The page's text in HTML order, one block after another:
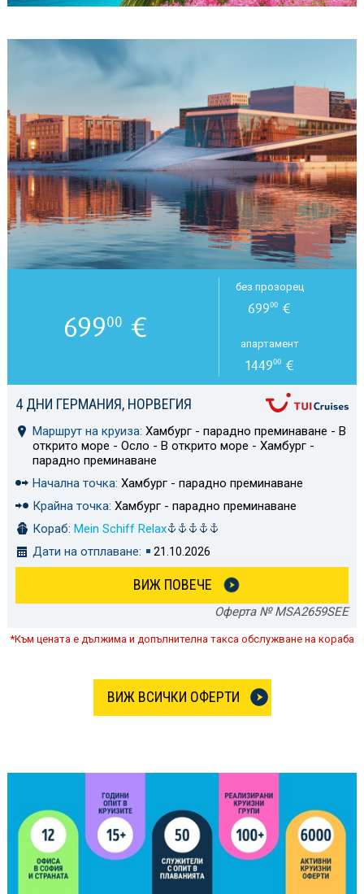
4 ДНИ ГЕРМАНИЯ, НОРВЕГИЯ
Маршрут на круиза: Хамбург - парадно преминаване - В
открито море - Осло - В открито море - Хамбург -
парадно преминаване
Начална точка: Хамбург - парадно преминаване
Крайна точка: Хамбург - парадно преминаване
Кораб: Mein Schiff Relax
Дати на отплаване:
21.10.2026
ВИЖ ПОВЕЧЕ
Оферта № MSA2659SEE
69900 €
без прозорец
69900 €
апартамент
144900€
*Към цената е дължима и допълнителна такса обслужване на кораба
ВИЖ ВСИЧКИ ОФЕРТИ